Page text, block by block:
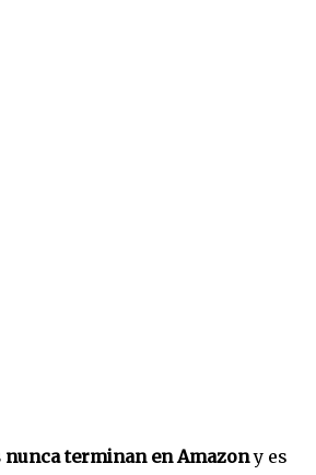
terminan en Amazony es